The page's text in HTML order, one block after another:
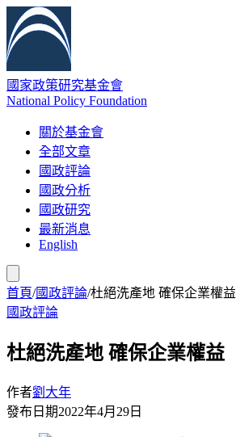
國家政策研究基金會
National Policy Foundation
關於基金會
全部文章
國政評論
國政分析
國政研究
最新消息
English
首頁/國政評論/杜絕洗產地 確保企業權益
國政評論
杜絕洗產地 確保企業權益
作者劉大年
發布日期2022年4月29日